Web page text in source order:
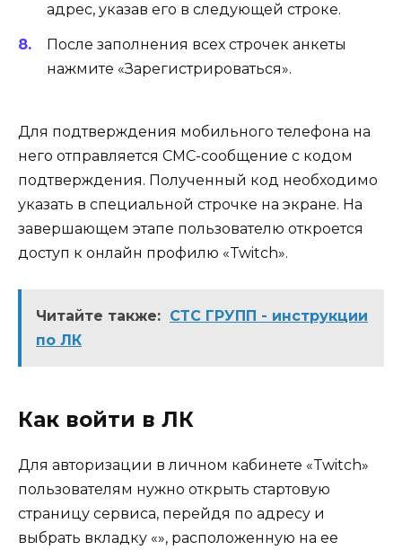
адрес, указав его в следующей строке.
После заполнения всех строчек анкеты
нажмите «Зарегистрироваться».
Для подтверждения мобильного телефона на
него отправляется СМС-сообщение с кодом
подтверждения. Полученный код необходимо
указать в специальной строчке на экране. На
завершающем этапе пользователю откроется
доступ к онлайн профилю «Twitch».
Читайте также: СТС ГРУПП - инструкции
по ЛК
Как войти в ЛК
Для авторизации в личном кабинете «Twitch»
пользователям нужно открыть стартовую
страницу сервиса, перейдя по адресу и
выбрать вкладку «», расположенную на ее